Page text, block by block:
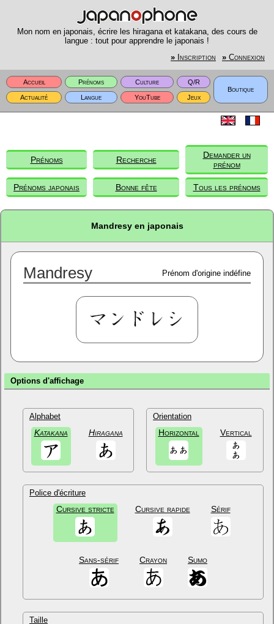
Mon nom en japonais, écrire les hiragana et katakana, des cours de
langue : tout pour apprendre le japonais !
» Inscription » Connexion
Accueil Prénoms Culture
Q/R
Boutique
Actualité
Langue YouTube Jeux
Prénoms Recherche
Demander un
prénom
Prénoms japonais Bonne fête Tous les prénoms
Mandresy en japonais
Mandresy Prénom d'origine indéfine
Options d'affichage
Alphabet
Katakana Hiragana
Orientation
Horizontal Vertical
Police d'écriture
Cursive stricte Cursive rapide Sérif
Sans-sérif Crayon Sumo
Taille